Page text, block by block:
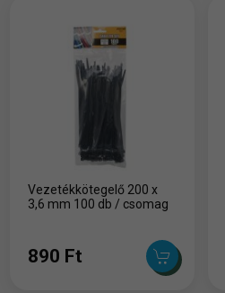
Vezetékkötegelő 200 x
3,6 mm 100 db / csomag
890 Ft